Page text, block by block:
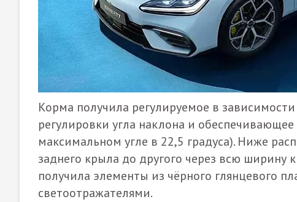
Корма получила регулируемое в
регулировки угла наклона и
максимальном угле в 22,5 градуса). Ниже
заднего крыла до другого через всю ширину
получила элементы из чёрного глянцевого
светоотражателями.